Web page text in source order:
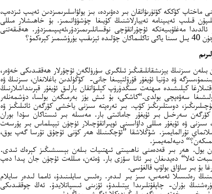
ماختاپ كۆككە كۆتۈرىۋاتقان بىر دەۋىردە، بىز يولۋاسلىرىمىزدىن ئەيىپ ئىزدەپ،
قىلىپ ئەيىپنامە تەييارلاشنىڭ كۇيىغا چۈشۈۋاتىمىز. بۇ خاھىشلار مىللى
مەغلۇبىيەتكە ئۇچۇراتقۇچى نوقسانلىرىمىزدۇر،ئەپىپىمىزدۇر. ھەقىقەتنى
كېرەكمۇ؟
سىزنىڭ يېزىشقانلىقىڭىز ئىلگىرى سۈرۈلگەن ئۇچۇرلار ھەققىدىكى خەۋەر،
ۋە دۇنيا ئۇيغۇر قۇرۇلتېيىغا جانى- كۆڭۈلدىن باغلانغان، سىزنىڭ ۋە
كېلىشىدە مىھنەت سىڭدۈرۈپ كېلىۋاتقان بارلىق ئۇيغۇر قېرىنداشلارنىڭ
سەۋەپچى بولدى.“كاشكى، بۇ ئىش يۈز بەرمىگەن بولسا، دۈشمەنلەر
دوستلىرىڭىز كۆپ. بىر تەرەپتە سىزنى ياخشى كۆرگەن ئائىلىڭىز ۋە
سەرخىل بىر ئۇيغۇر جامائىتى بار. مەسىلە بىر ئىستاكان سۇدا بوران
ۋە ئۇيغۇر مىللى داۋاسىنى ئوپىراتقۇچىلار ئۈچۈن تېپىلماس بىر پۇرسەت
تۇرالمايمىز. شۇڭلاشقا ”ئۆچكىنىڭ ھەر كۈنى ئۇچۇق تۇرسا گەپ يوق،
دىيەلمەيمىز.
يول. ھەر بىر قەدەمنى ناھىيىتى ئىھتىيات بىلەن بېسىشىڭىز كېرەك ئىدى.
ئەلا“ دەيدىغان بىر ئاتا سۆزى بار. ۋەتەن، مىللەت ئۇچۈن جان پىدا دەپ
بۇ بىر ساۋاق بولۇپ قالغۇسى.
رەئىسىلا ئەمەس، سىز بىر لىدەر. رەئىس سايلىنىدۇ، ئامما لىدەر سايلام
بۇران- چاپقۇنلىرىدا يېتىلىدۇ، ئۆزىنى ئىسپاتلايدۇ. ئەڭ چوققىدىكى